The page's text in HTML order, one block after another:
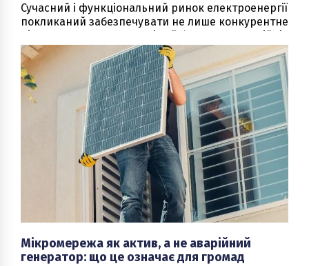
Сучасний і функціональний ринок електроенергії
покликаний забезпечувати не лише конкурентне
ціноутворення в моменті, а й формувати надійні
інструменти управління ризиками. Для будь-
якого промислового виробництва або великого
комерційного підприємства можливість
прогнозувати майбутні витрати є не менш
важливою, ніж безперебійна фізична наявність
кіловат у мережі.
Мікромережа як актив, а не аварійний
генератор: що це означає для громад